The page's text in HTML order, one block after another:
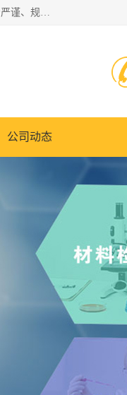
四川纳卡检测服务有限公司主营服务：噪音检测、灯光检测、防护网检测、磁性检测、无损检测、燃烧等级检测；本着严谨、规范的态度严格执行国家现行标准、规范及规程，奉行“科学公正、准确、持续改进、诚信服务”的企业价值和“科学、信誉、服务”的企业宗旨，竭诚为广大客户服务。
公司动态